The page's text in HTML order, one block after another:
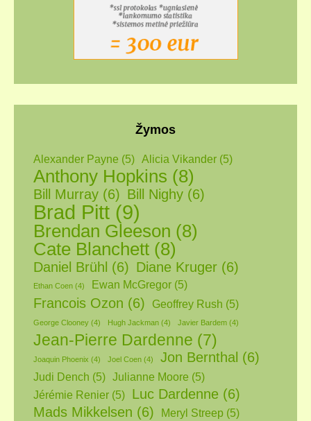
Žymos
Alexander Payne (5) Alicia Vikander (5)
Anthony Hopkins (8)
Bill Murray (6) Bill Nighy (6)
Brad Pitt (9)
Brendan Gleeson (8)
Cate Blanchett (8)
Daniel Brühl (6) Diane Kruger (6)
Ethan Coen (4) Ewan McGregor (5)
Francois Ozon (6) Geoffrey Rush (5)
George Clooney (4) Hugh Jackman (4) Javier Bardem (4)
Jean-Pierre Dardenne (7)
Joaquin Phoenix (4) Joel Coen (4) Jon Bernthal (6)
Judi Dench (5) Julianne Moore (5)
Jérémie Renier (5) Luc Dardenne (6)
Mads Mikkelsen (6) Meryl Streep (5)